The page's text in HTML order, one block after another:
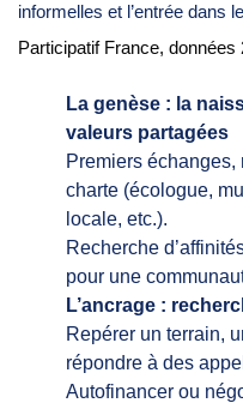
informelles et l’entrée dans
Participatif France, données
La genèse : la
valeurs partagées
Premiers échanges,
charte (écologue,
locale, etc.).
Recherche
pour une
L’ancrage :
Repérer un terrain,
répondre à des
Autofinancer ou